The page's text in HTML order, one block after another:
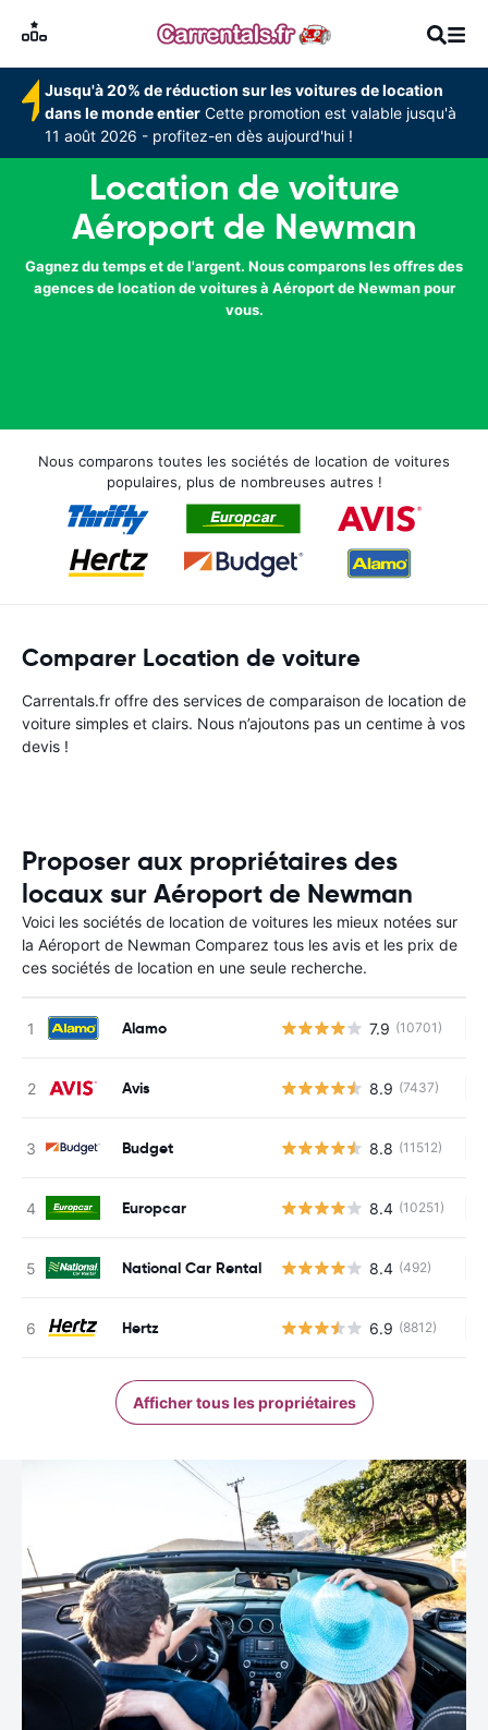
Jusqu'à 20% de réduction sur les voitures de location
dans le monde entier Cette promotion est valable jusqu'à
11 août 2026 - profitez-en dès aujourd'hui !
Location de voiture
Aéroport de Newman
Gagnez du temps et de l'argent. Nous comparons les offres des
agences de location de voitures à Aéroport de Newman pour
vous.
Nous comparons toutes les sociétés de location de voitures
populaires, plus de nombreuses autres !
Comparer Location de voiture
Carrentals.fr offre des services de comparaison de location de
voiture simples et clairs. Nous n’ajoutons pas un centime à vos
devis !
Proposer aux propriétaires des
locaux sur Aéroport de Newman
Voici les sociétés de location de voitures les mieux notées sur
la Aéroport de Newman Comparez tous les avis et les prix de
ces sociétés de location en une seule recherche.
Alamo 7.9 (10701)
Avis 8.9 (7437)
Budget 8.8 (11512)
Europcar 8.4 (10251)
National Car Rental 8.4 (492)
Hertz 6.9 (8812)
Afficher tous les propriétaires